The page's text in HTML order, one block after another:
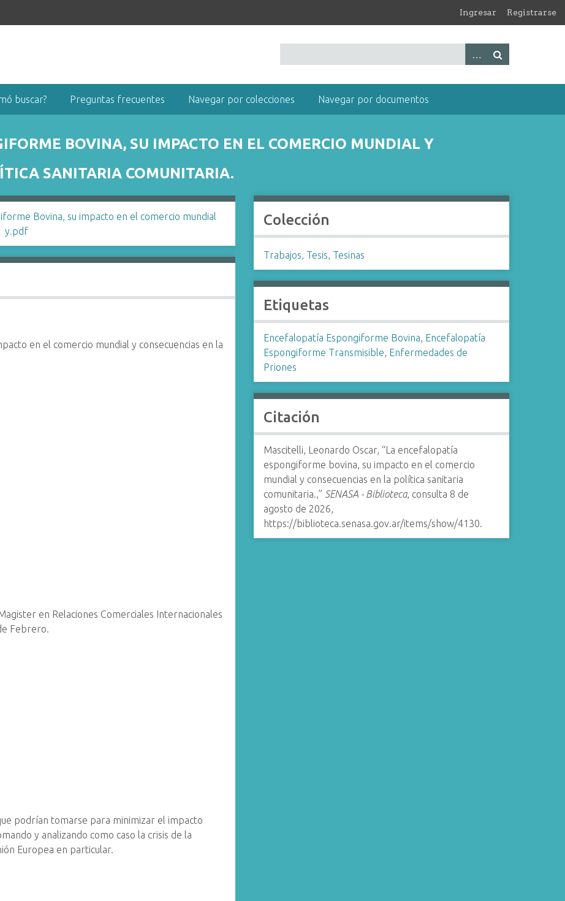
Ingresar Registrarse
buscar? Preguntas frecuentes Navegar por colecciones Navegar por documentos
BOVINA, SU IMPACTO EN EL COMERCIO MUNDIAL Y
SANITARIA COMUNITARIA.
en el comercio mundial y consecuencias en la
en Relaciones Comerciales Internacionales
Febrero.
podrían tomarse para minimizar el impacto
y analizando como caso la crisis de la
Europea en particular.
Colección
Trabajos, Tesis, Tesinas
Etiquetas
Encefalopatía Espongiforme Bovina, Encefalopatía
Espongiforme Transmisible, Enfermedades de
Priones
Citación
Mascitelli, Leonardo Oscar, “La encefalopatía
espongiforme bovina, su impacto en el comercio
mundial y consecuencias en la política sanitaria
comunitaria.,” SENASA - Biblioteca, consulta 8 de
agosto de 2026,
https://biblioteca.senasa.gov.ar/items/show/4130.